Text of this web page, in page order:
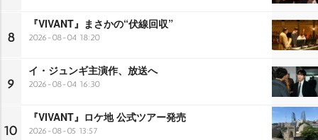
8
『VIVANT』まさかの“伏線回収”
2026-08-04 18:20
9
イ・ジュンギ主演作、放送へ
2026-08-04 16:30
10
『VIVANT』ロケ地 公式ツアー発売
2026-08-05 13:57